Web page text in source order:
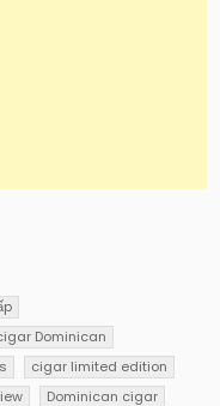
Dominican
cigar limited edition
Dominican cigar